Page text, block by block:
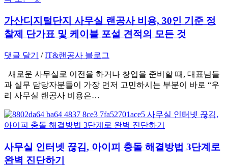
가산디지털단지 사무실 랜공사 비용, 30인 기준 정
찰제 단가표 및 케이블 포설 견적의 모든 것
댓글 달기 /IT&랜공사 블로그
새로운 사무실로 이전을 하거나 창업을 준비할 때, 대표님들
과 실무 담당자분들이 가장 먼저 고민하시는 부분이 바로 “우
리 사무실 랜공사 비용은…
사무실 인터넷 끊김, 아이피 충돌 해결방법 3단계로
완벽 진단하기